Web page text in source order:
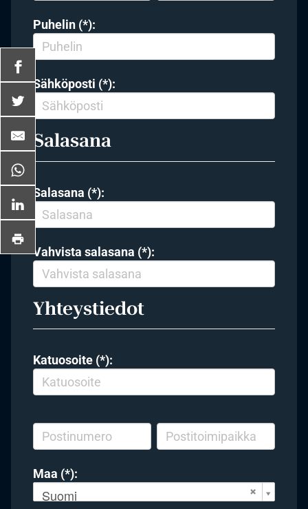
Puhelin (*):
Sähköposti (*):
Salasana
Salasana (*):
Vahvista salasana (*):
Yhteystiedot
Katuosoite (*):
Maa (*):
Suomi